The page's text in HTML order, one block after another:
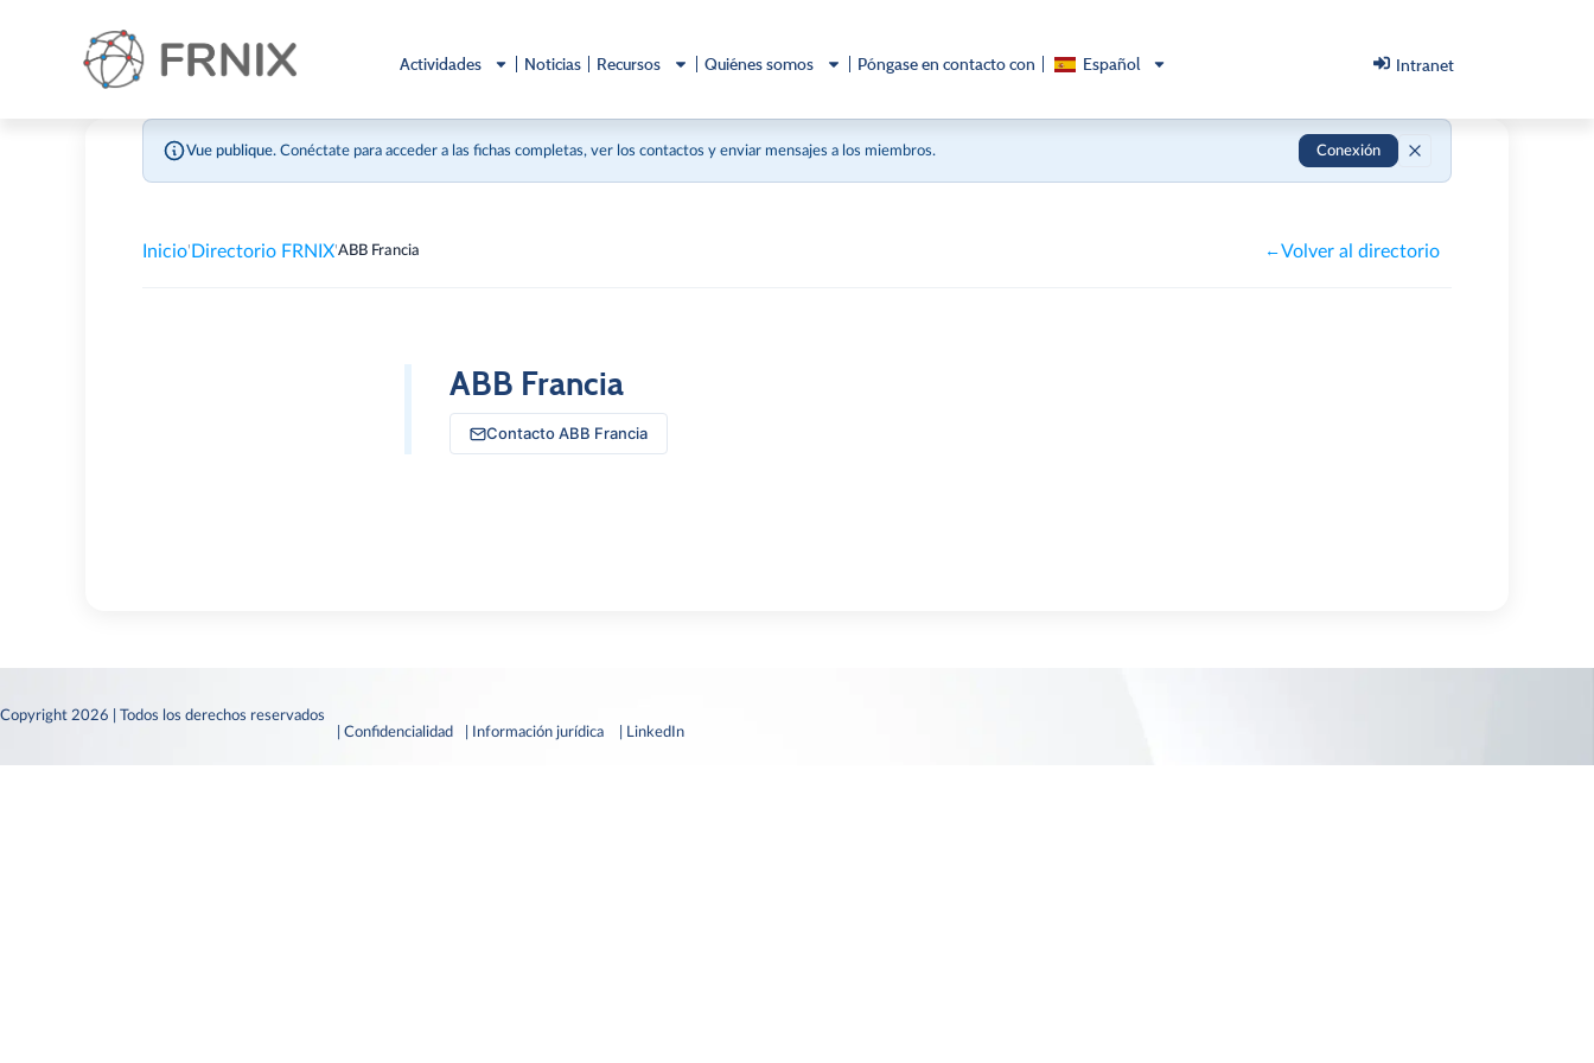
Actividades Noticias Recursos Quiénes somos Póngase en contacto con Español Intranet
Vue publique. Conéctate para acceder a las fichas completas, ver los contactos y enviar mensajes a los miembros. Conexión
Inicio' Directorio FRNIX'ABB Francia ←Volver al directorio
ABB Francia
Contacto ABB Francia
Copyright 2026 | Todos los derechos reservados
| Confidencialidad
| Información jurídica | LinkedIn